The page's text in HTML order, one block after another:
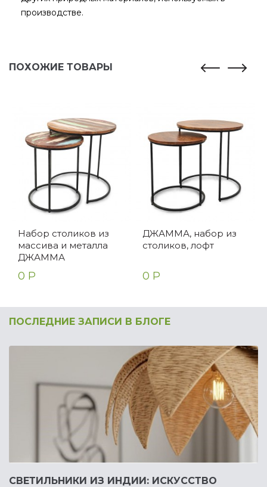
производстве.
ПОХОЖИЕ ТОВАРЫ
Набор столиков из
массива и металла
ДЖАММА
0 Р
ДЖАММА, набор из
столиков, лофт
0 Р
ПОСЛЕДНИЕ ЗАПИСИ В БЛОГЕ
СВЕТИЛЬНИКИ ИЗ ИНДИИ: ИСКУССТВО